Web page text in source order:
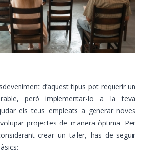
d’aquest tipus pot requerir un
però implementar-lo a la teva
els teus empleats a generar noves
projectes de manera òptima. Per
crear un taller, has de seguir